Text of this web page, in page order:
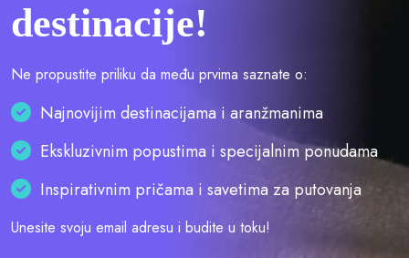
destinacije!
Ne propustite priliku da među prvima saznate o:
Najnovijim destinacijama i aranžmanima
Ekskluzivnim popustima i specijalnim ponudama
Inspirativnim pričama i savetima za putovanja
Unesite svoju email adresu i budite u toku!